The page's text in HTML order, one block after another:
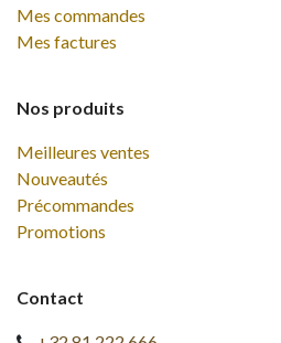
Mes commandes
Mes factures
Nos produits
Meilleures ventes
Nouveautés
Précommandes
Promotions
Contact